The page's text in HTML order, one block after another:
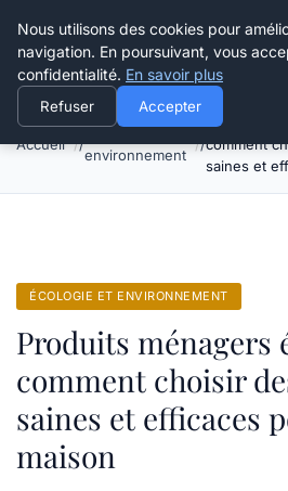
Happy Calyx Farmer
Accueil
environnement
Produits
comment
saines et
ÉCOLOGIE ET ENVIRONNEMENT
Produits ménagers
comment choisir
saines et efficaces
maison
Nous utilisons des cookies pour
navigation. En poursuivant, vous
confidentialité. En savoir plus
Refuser Accepter